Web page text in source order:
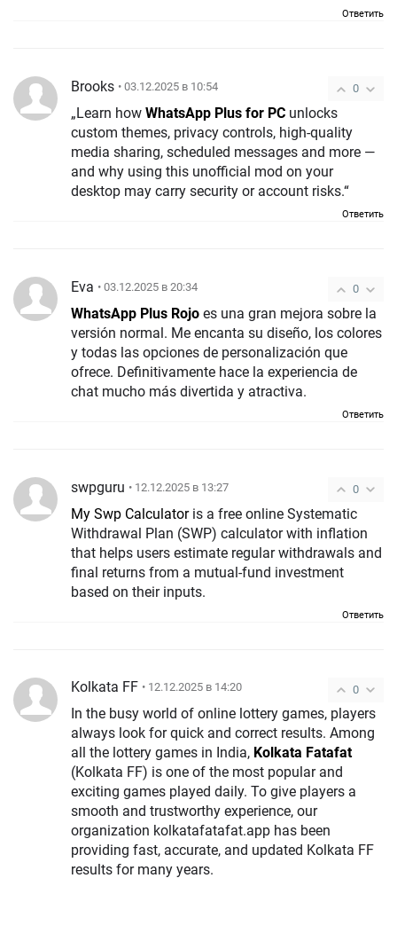
Ответить
0
Brooks • 03.12.2025 в 10:54
„Learn how WhatsApp Plus for PC unlocks
custom themes, privacy controls, high-quality
media sharing, scheduled messages and more —
and why using this unofficial mod on your
desktop may carry security or account risks.“
Ответить
0
Eva • 03.12.2025 в 20:34
WhatsApp Plus Rojo es una gran mejora sobre la
versión normal. Me encanta su diseño, los colores
y todas las opciones de personalización que
ofrece. Definitivamente hace la experiencia de
chat mucho más divertida y atractiva.
Ответить
0
swpguru • 12.12.2025 в 13:27
My Swp Calculatoris a free online Systematic
Withdrawal Plan (SWP) calculator with inflation
that helps users estimate regular withdrawals and
final returns from a mutual-fund investment
based on their inputs.
Ответить
0
Kolkata FF • 12.12.2025 в 14:20
In the busy world of online lottery games, players
always look for quick and correct results. Among
all the lottery games in India, Kolkata Fatafat
(Kolkata FF) is one of the most popular and
exciting games played daily. To give players a
smooth and trustworthy experience, our
organization kolkatafatafat.app has been
providing fast, accurate, and updated Kolkata FF
results for many years.